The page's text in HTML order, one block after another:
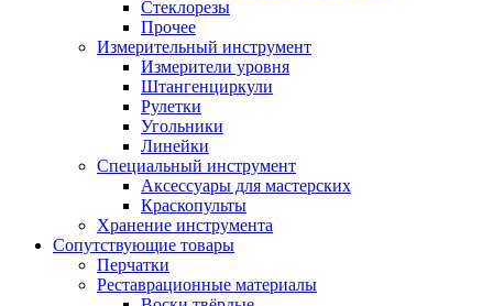
Стеклорезы
Прочее
Измерительный инструмент
Измерители уровня
Штангенциркули
Рулетки
Угольники
Линейки
Специальный инструмент
Аксессуары для мастерских
Краскопульты
Хранение инструмента
Сопутствующие товары
Перчатки
Реставрационные материалы